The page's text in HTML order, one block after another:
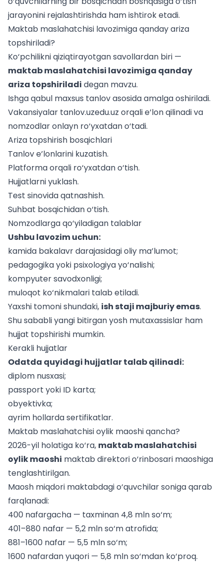
jarayonini rejalashtirishda ham ishtirok etadi.
Maktab maslahatchisi lavozimiga qanday ariza
topshiriladi?
Ko‘pchilikni qiziqtirayotgan savollardan biri —
maktab maslahatchisi lavozimiga qanday
ariza topshiriladi degan mavzu.
Ishga qabul maxsus tanlov asosida amalga oshiriladi.
Vakansiyalar tanlov.uzedu.uz orqali e’lon qilinadi va
nomzodlar onlayn ro‘yxatdan o‘tadi.
Ariza topshirish bosqichlari
Tanlov e’lonlarini kuzatish.
Platforma orqali ro‘yxatdan o‘tish.
Hujjatlarni yuklash.
Test sinovida qatnashish.
Suhbat bosqichidan o‘tish.
Nomzodlarga qo‘yiladigan talablar
Ushbu lavozim uchun:
kamida bakalavr darajasidagi oliy ma’lumot;
pedagogika yoki psixologiya yo‘nalishi;
kompyuter savodxonligi;
muloqot ko‘nikmalari talab etiladi.
Yaxshi tomoni shundaki, ish staji majburiy emas.
Shu sababli yangi bitirgan yosh mutaxassislar ham
hujjat topshirishi mumkin.
Kerakli hujjatlar
Odatda quyidagi hujjatlar talab qilinadi:
diplom nusxasi;
passport yoki ID karta;
obyektivka;
ayrim hollarda sertifikatlar.
Maktab maslahatchisi oylik maoshi qancha?
2026-yil holatiga ko‘ra, maktab maslahatchisi
oylik maoshi maktab direktori o‘rinbosari maoshiga
tenglashtirilgan.
Maosh miqdori maktabdagi o‘quvchilar soniga qarab
farqlanadi:
400 nafargacha — taxminan 4,8 mln so‘m;
401–880 nafar — 5,2 mln so‘m atrofida;
881–1600 nafar — 5,5 mln so‘m;
1600 nafardan yuqori — 5,8 mln so‘mdan ko‘proq.